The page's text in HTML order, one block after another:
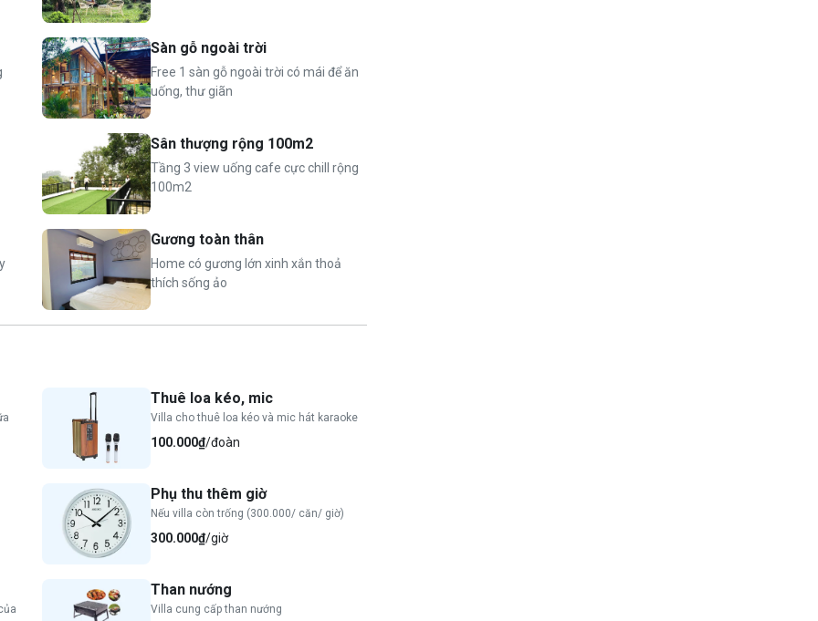
sofa giường, 2 WC khép kín
đũa, đĩa, cốc, ly rượu, dao, thớt, nồi, chảo, gia vị cơ bản:
+ 1 WC khép kín
2mx2m2 + 1 WC khép kín
Sàn gỗ ngoài trời
Free 1 sàn gỗ ngoài trời có mái để ăn
uống, thư giãn
Sân thượng rộng 100m2
Tầng 3 view uống cafe cực chill rộng
100m2
Gương toàn thân
Home có gương lớn xinh xắn thoả
thích sống ảo
Thuê loa kéo, mic
Villa cho thuê loa kéo và mic hát karaoke
100.000₫/đoàn
Phụ thu thêm giờ
Nếu villa còn trống (300.000/ căn/ giờ)
300.000₫/giờ
Than nướng
Villa cung cấp than nướng